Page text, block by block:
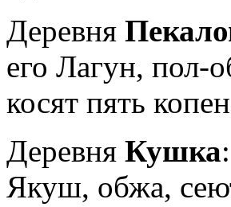
Деревня
его Лагун, пол-
косят пять
Деревня Кушка
Якуш, обжа,